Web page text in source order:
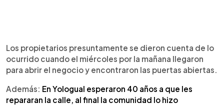
Los propietarios presuntamente se dieron cuenta de lo
ocurrido cuando el miércoles por la mañana llegaron
para abrir el negocio y encontraron las puertas abiertas.
Además: En Yologual esperaron 40 años a que les
repararan la calle, al final la comunidad lo hizo